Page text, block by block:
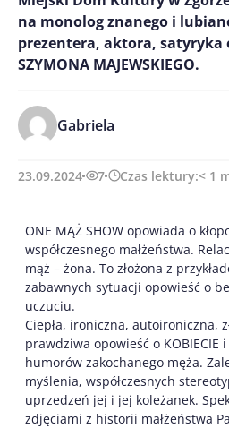
na monolog znanego i
prezentera, aktora, satyryka
SZYMONA MAJEWSKIEGO.
Gabriela
23.09.2024 7 Czas lektury:< 1
ONE MĄŻ SHOW opowiada o
współczesnego małżeństwa.
mąż – żona. To złożona z
zabawnych sytuacji opowieść o
uczuciu.
Ciepła, ironiczna, autoironiczna,
prawdziwa opowieść o KOBIECIE
humorów zakochanego męża.
myślenia, współczesnych
uprzedzeń jej i jej koleżanek.
zdjęciami z historii małżeństwa